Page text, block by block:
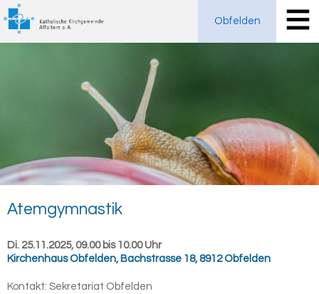
Obfelden
Atem­gym­nas­tik
Di. 25.11.2025, 09.00 bis 10.00 Uhr
Kirchenhaus Obfelden, Bachstrasse 18, 8912 Obfelden
Kontakt: Sekretariat Obfelden